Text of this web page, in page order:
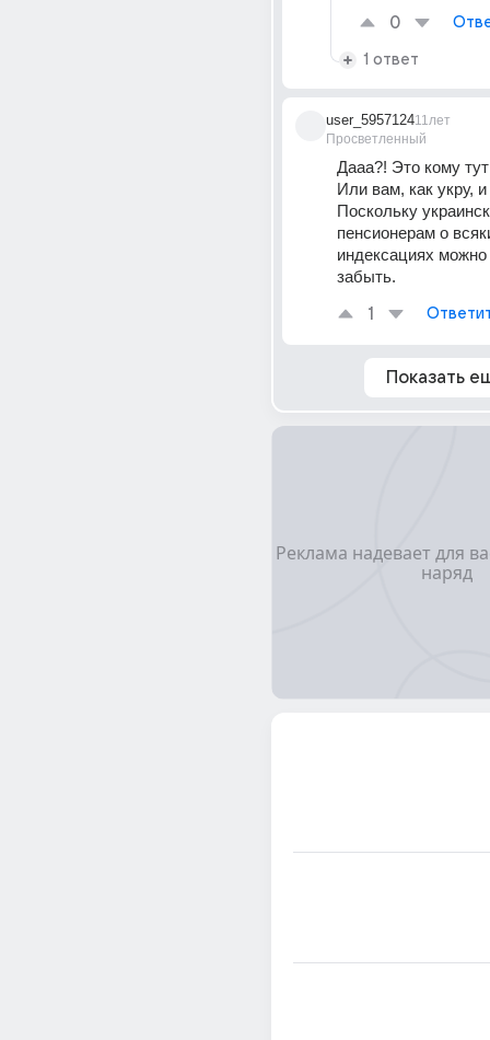
0
1 ответ
user_5957124
Просветленный
11лет
Дааа?! Это кому
Или вам, как укру,
Поскольку
пенсионерам о
индексациях
забыть.
1
Показать